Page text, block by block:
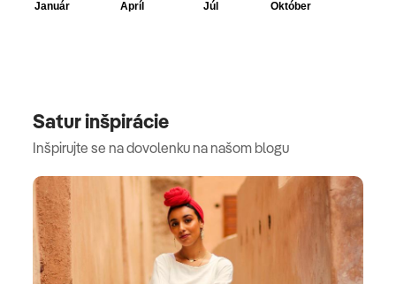
Satur inšpirácie
Inšpirujte se na dovolenku na našom blogu